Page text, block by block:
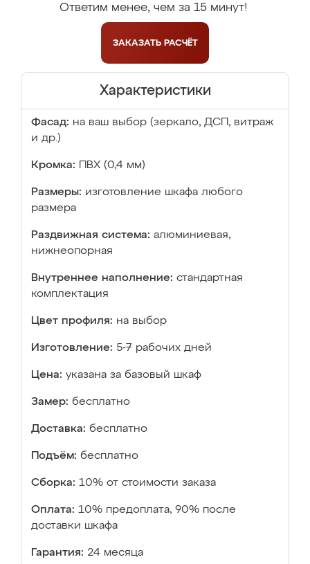
Ответим менее, чем за 15 минут!
ЗАКАЗАТЬ РАСЧЁТ
Характеристики
Фасад: на ваш выбор (зеркало, ДСП, витраж
и др.)
Кромка: ПВХ (0,4 мм)
Размеры: изготовление шкафа любого
размера
Раздвижная система: алюминиевая,
нижнеопорная
Внутреннее наполнение: стандартная
комплектация
Цвет профиля: на выбор
Изготовление: 5-7 рабочих дней
Цена: указана за базовый шкаф
Замер: бесплатно
Доставка: бесплатно
Подъём: бесплатно
Сборка: 10% от стоимости заказа
Оплата: 10% предоплата, 90% после
доставки шкафа
Гарантия: 24 месяца